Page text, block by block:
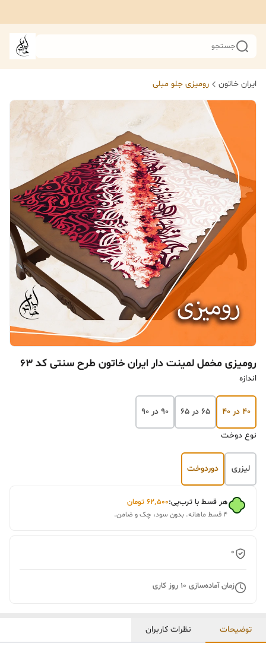
جستجو
ایران خاتون رومیزی جلو مبلی
رومیزی مخمل لمینت دار ایران خاتون طرح سنتی کد ۶۳
اندازه
۴۰ در ۴۰ ۶۵ در ۶۵ ۹۰ در ۹۰
نوع دوخت
لیزری دوردوخت
هر قسط با ترب‌پی:۶۲٬۵۰۰ تومان
۴ قسط ماهانه. بدون سود، چک و ضامن.
0
زمان آماده‌سازی 10 روز کاری
توضیحات نظرات کاربران